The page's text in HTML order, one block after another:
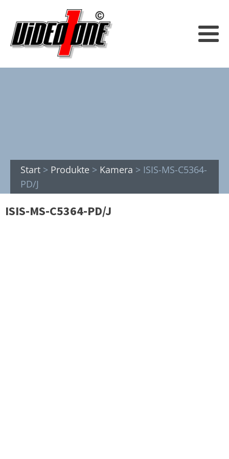
Start > Produkte > Kamera > ISIS-MS-C5364-
PD/J
ISIS-MS-C5364-PD/J